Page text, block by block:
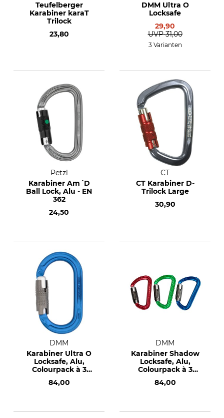
Teufelberger
Karabiner karaT
Trilock
23,80
DMM Ultra O
Locksafe
29,90
UVP 31,00
3 Varianten
Petzl
Karabiner Am´D
Ball Lock, Alu - EN
362
24,50
CT
CT Karabiner D-
Trilock Large
30,90
DMM
Karabiner Ultra O
Locksafe, Alu,
Colourpack à 3
84,00
DMM
Karabiner Shadow
Locksafe, Alu,
Colourpack à 3
84,00